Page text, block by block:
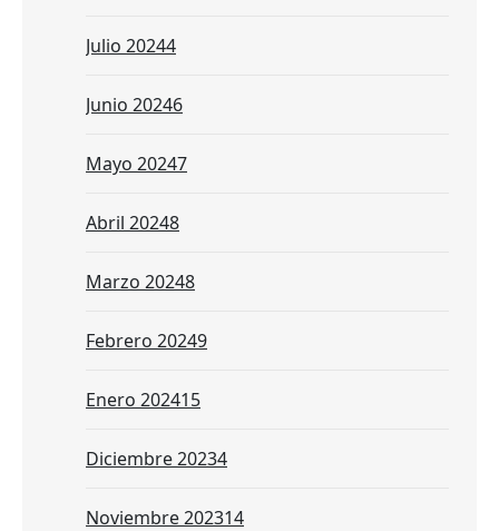
Julio 20244
Junio 20246
Mayo 20247
Abril 20248
Marzo 20248
Febrero 20249
Enero 202415
Diciembre 20234
Noviembre 202314